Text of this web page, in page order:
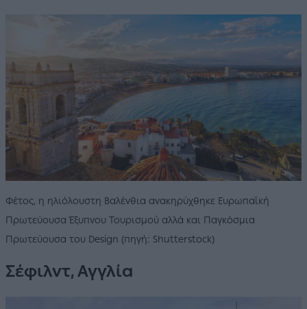
Φέτος, η ηλιόλουστη Βαλένθια ανακηρύχθηκε Ευρωπαϊκή
Πρωτεύουσα Έξυπνου Τουρισμού αλλά και Παγκόσμια
Πρωτεύουσα του Design (πηγή: Shutterstock)
Σέφιλντ, Αγγλία